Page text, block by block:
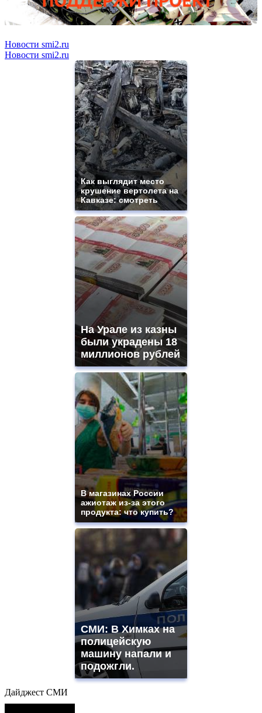
Новости smi2.ru
Новости smi2.ru
Как выглядит место
крушение вертолета на
Кавказе: смотреть
На Урале из казны
были украдены 18
миллионов рублей
В магазинах России
ажиотаж из-за этого
продукта: что купить?
СМИ: В Химках на
полицейскую
машину напали и
подожгли.
Дайджест СМИ